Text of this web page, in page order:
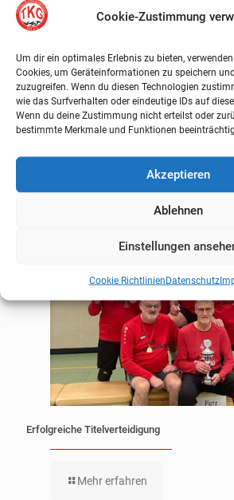
Cookie-Zustimmung
Um dir ein optimales Erlebnis zu bieten,
Cookies, um Geräteinformationen zu speichern
zuzugreifen. Wenn du diesen Technologien
wie das Surfverhalten oder eindeutige IDs auf
Wenn du deine Zustimmung nicht erteilst oder
bestimmte Merkmale und Funktionen
Akzeptieren
Ablehnen
Einstellungen
Cookie RichtlinienDatenschutz
Abnahme des deutschen Sportabzeichens
Mehr erfahren
Erfolgreiche Titelverteidigung
Mehr erfahren